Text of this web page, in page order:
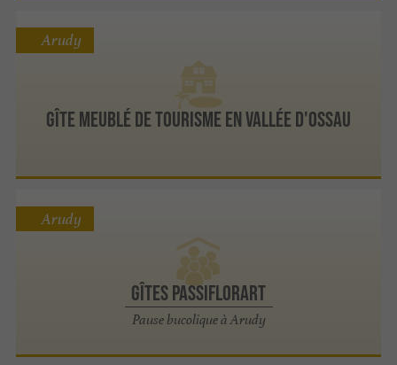
Gîte meublé de tourisme en Vallée d'Ossau
Arudy
Gîtes Passiflorart
Pause bucolique à Arudy
Arudy